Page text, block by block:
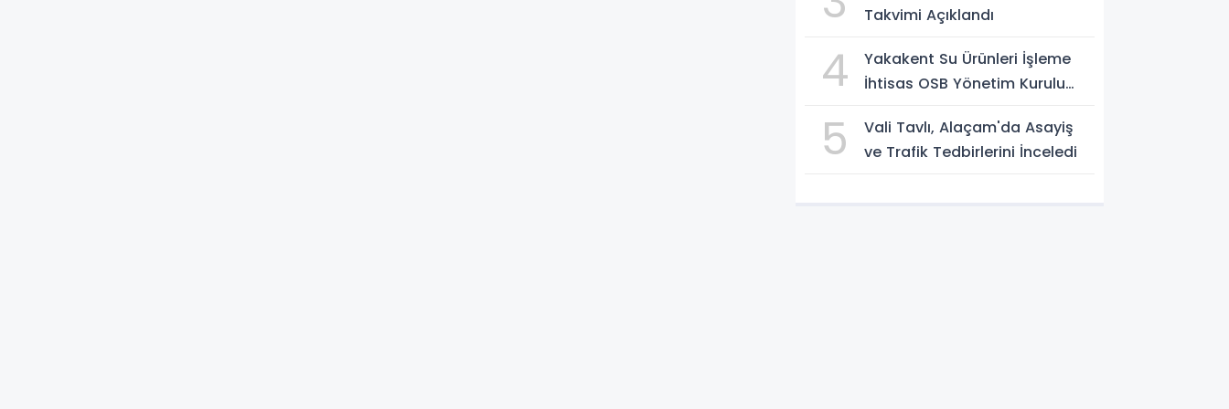
Takvimi Açıklandı
4
Yakakent Su Ürünleri İşleme
İhtisas OSB Yönetim Kurulu
5
Vali Tavlı, Alaçam'da Asayiş
ve Trafik Tedbirlerini İnceledi